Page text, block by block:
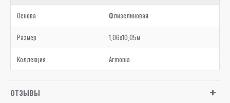
Основа Флизелиновая
Размер 1,06x10,05м
Коллекция Armonia
ОТЗЫВЫ